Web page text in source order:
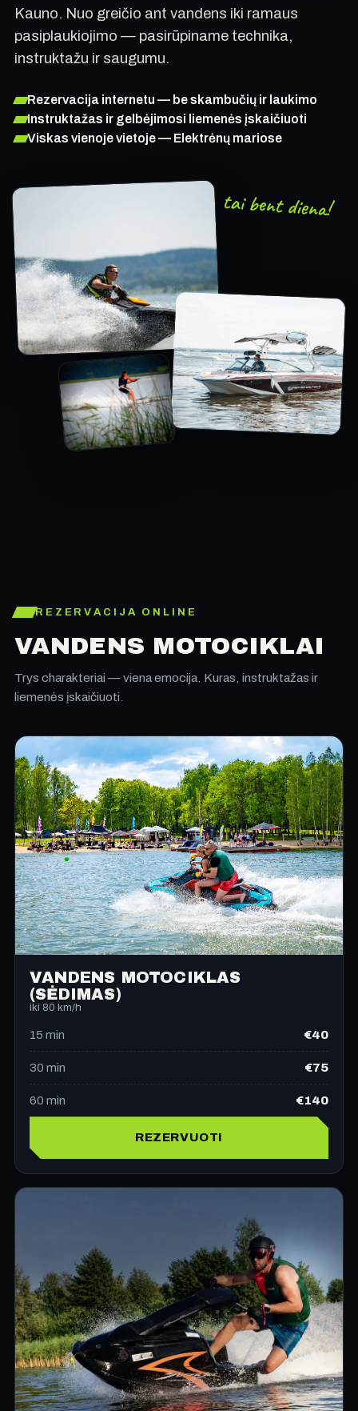
Kauno. Nuo greičio ant vandens iki ramaus
pasiplaukiojimo — pasirūpiname technika,
instruktažu ir saugumu.
Rezervacija internetu — be skambučių ir laukimo
Instruktažas ir gelbėjimosi liemenės įskaičiuoti
Viskas vienoje vietoje — Elektrėnų mariose
tai bent diena!
REZERVACIJA ONLINE
VANDENS MOTOCIKLAI
Trys charakteriai — viena emocija. Kuras, instruktažas ir
liemenės įskaičiuoti.
VANDENS MOTOCIKLAS
(SĖDIMAS)
iki 80 km/h
15 min €40
30 min €75
60 min €140
REZERVUOTI